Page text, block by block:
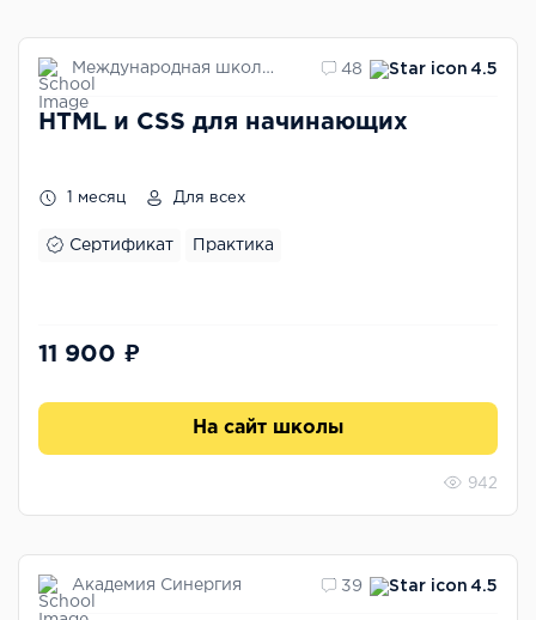
Международная школа профессий 48 4.5
HTML и CSS для начинающих
1 месяц Для всех
Сертификат Практика
11 900 ₽
На сайт школы
942
Академия Синергия 39 4.5